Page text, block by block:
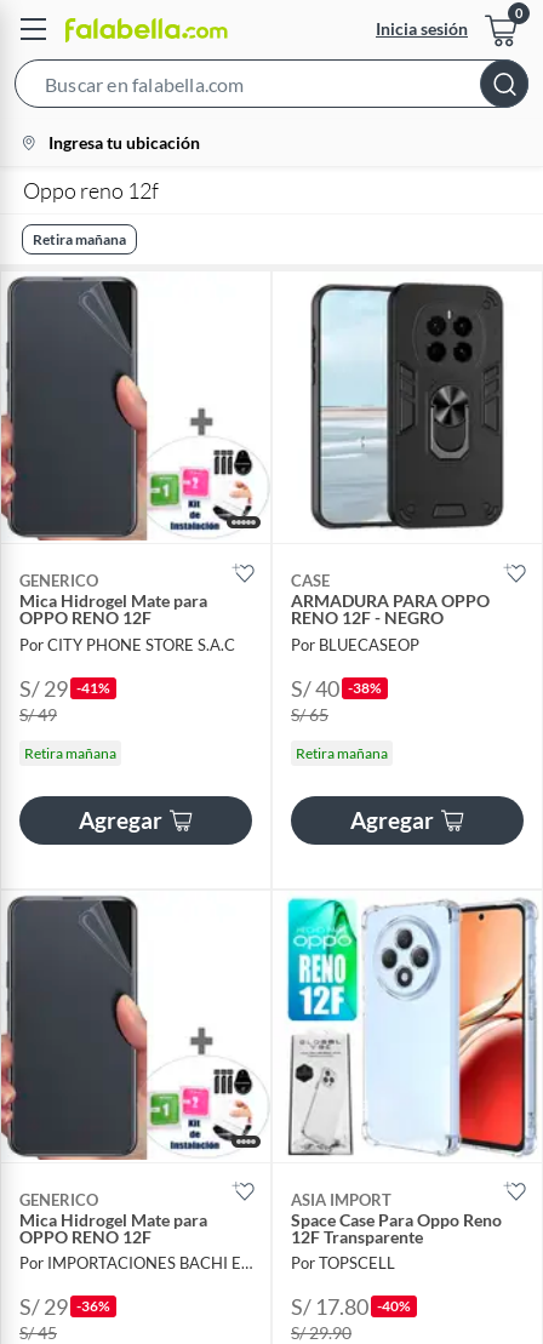
Inicia sesión
Bar
location-
icon
Ingresa tu ubicación
Oppo reno 12f
Retira mañana
GENERICO
Mica Hidrogel Mate para
OPPO RENO 12F
Por CITY PHONE STORE S.A.C
S/ 29 -41%
S/ 49
Retira mañana
Agregar
CASE
ARMADURA PARA OPPO
RENO 12F - NEGRO
Por BLUECASEOP
S/ 40 -38%
S/ 65
Retira mañana
Agregar
GENERICO
Mica Hidrogel Mate para
OPPO RENO 12F
Por IMPORTACIONES BACHI E.I.R.L.
S/ 29 -36%
S/ 45
ASIA IMPORT
Space Case Para Oppo Reno
12F Transparente
Por TOPSCELL
S/ 17.80 -40%
S/ 29.90